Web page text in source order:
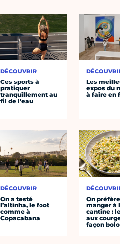
DÉCOUVRIR
Ces sports à
pratiquer
tranquillement au
fil de l’eau
DÉCOUVRIR
On a testé
l’altinha, le foot
comme à
Copacabana
Les
expos du
à faire en
On préfère
manger à
cantine :
aux
façon